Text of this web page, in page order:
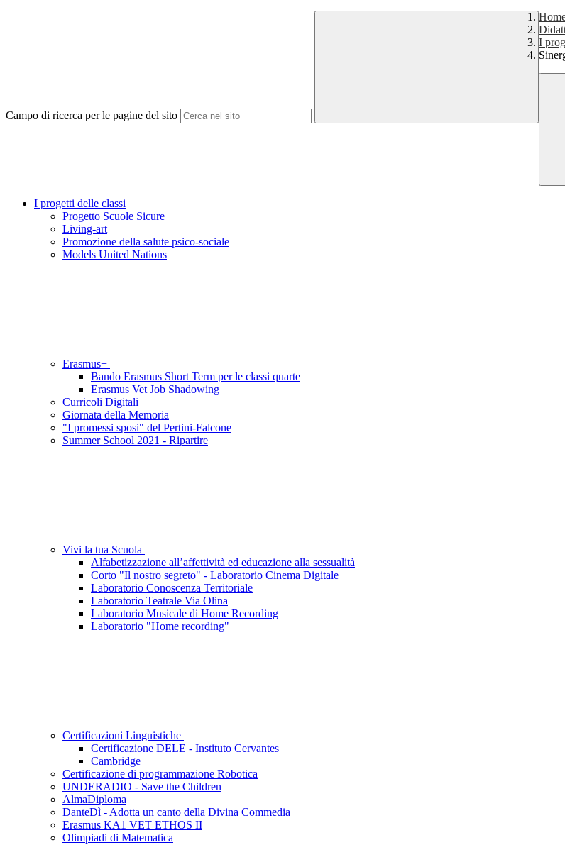
Campo di ricerca per le pagine del sito
I
I progetti delle classi
Progetto Scuole Sicure
Living-art
Promozione della salute psico-sociale
Models United Nations
Erasmus+
Bando Erasmus Short Term per le classi quarte
Erasmus Vet Job Shadowing
Curricoli Digitali
Giornata della Memoria
"I promessi sposi" del Pertini-Falcone
Summer School 2021 - Ripartire
Vivi la tua Scuola
Alfabetizzazione all’affettività ed educazione alla sessualità
Corto "Il nostro segreto" - Laboratorio Cinema Digitale
Laboratorio Conoscenza Territoriale
Laboratorio Teatrale Via Olina
Laboratorio Musicale di Home Recording
Laboratorio "Home recording"
Certificazioni Linguistiche
Certificazione DELE - Instituto Cervantes
Cambridge
Certificazione di programmazione Robotica
UNDERADIO - Save the Children
AlmaDiploma
DanteDì - Adotta un canto della Divina Commedia
Erasmus KA1 VET ETHOS II
Olimpiadi di Matematica